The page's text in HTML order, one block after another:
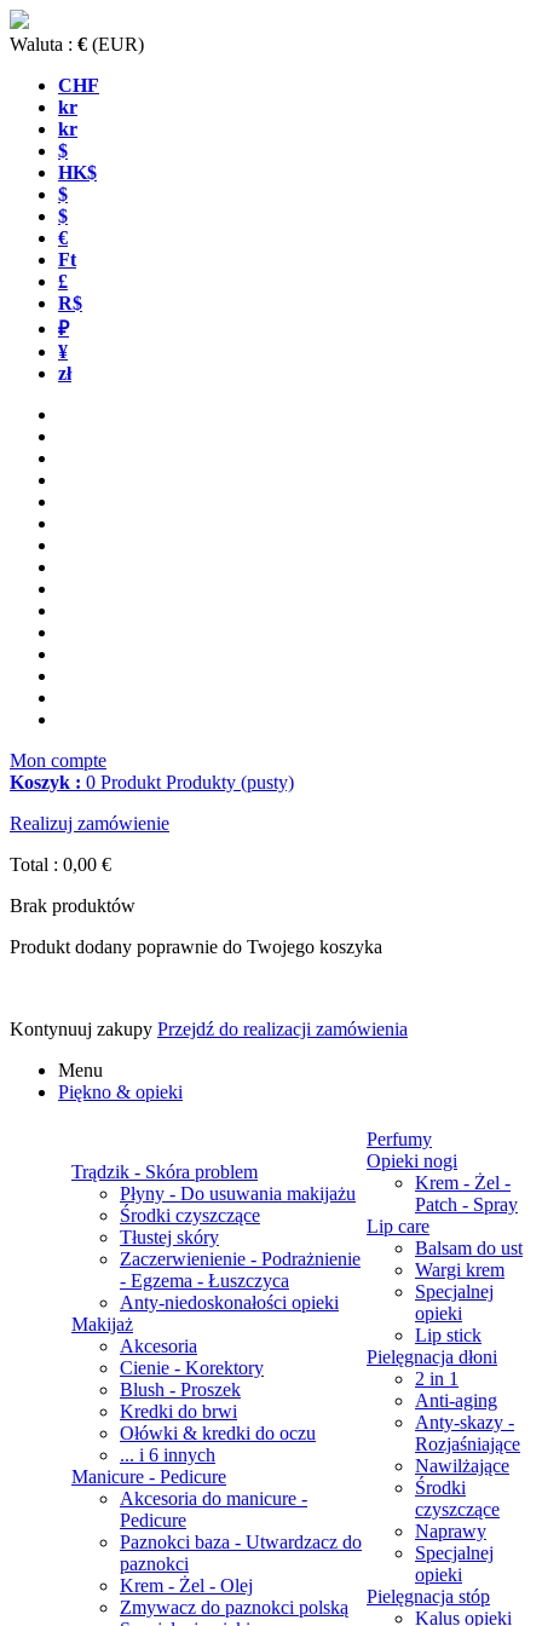
Waluta : € (EUR)
CHF
kr
kr
$
HK$
$
$
€
Ft
£
R$
₽
¥
zł
Mon compte
Koszyk : 0 Produkt Produkty (pusty)
Realizuj zamówienie
Total : 0,00 €
Brak produktów
Produkt dodany poprawnie do Twojego koszyka
Kontynuuj zakupy Przejdź do realizacji zamówienia
Menu
Piękno & opieki
Trądzik - Skóra problem
Płyny - Do usuwania makijażu
Środki czyszczące
Tłustej skóry
Zaczerwienienie - Podrażnienie
- Egzema - Łuszczyca
Anty-niedoskonałości opieki
Makijaż
Akcesoria
Cienie - Korektory
Blush - Proszek
Kredki do brwi
Ołówki & kredki do oczu
... i 6 innych
Manicure - Pedicure
Akcesoria do manicure -
Pedicure
Paznokci baza - Utwardzacz do
paznokci
Krem - Żel - Olej
Zmywacz do paznokci polską
Perfumy
Opieki nogi
Krem - Żel -
Patch - Spray
Lip care
Balsam do ust
Wargi krem
Specjalnej
opieki
Lip stick
Pielęgnacja dłoni
2 in 1
Anti-aging
Anty-skazy -
Rozjaśniające
Nawilżające
Środki
czyszczące
Naprawy
Specjalnej
opieki
Pielęgnacja stóp
Kalus opieki